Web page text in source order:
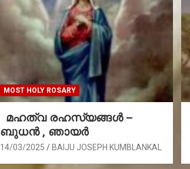
MOST HOLY ROSARY
മഹത്വ രഹസ്യങ്ങള്‍ –
ബുധൻ , ഞായർ
14/03/2025 BAIJU JOSEPH KUMBLANKAL